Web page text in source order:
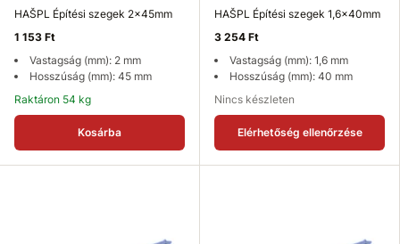
HAŠPL Építési szegek 2x45mm
1 153 Ft
Vastagság (mm): 2 mm
Hosszúság (mm): 45 mm
Raktáron 54 kg
Kosárba
HAŠPL Építési szegek 1,6x40mm
3 254 Ft
Vastagság (mm): 1,6 mm
Hosszúság (mm): 40 mm
Nincs készleten
Elérhetőség ellenőrzése